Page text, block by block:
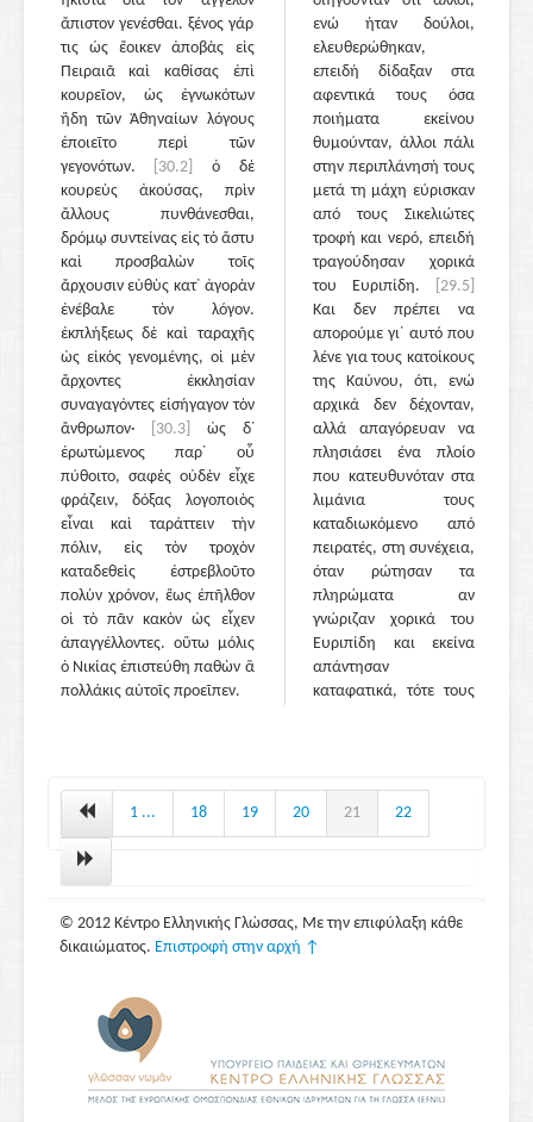
ἄπιστον γενέσθαι. ξένος γάρ
τις ὡς ἔοικεν ἀποβὰς εἰς
Πειραιᾶ καὶ καθίσας ἐπὶ
κουρεῖον, ὡς ἐγνωκότων
ἤδη τῶν Ἀθηναίων λόγους
ἐποιεῖτο περὶ τῶν
γεγονότων.
[30.2]
ὁ δὲ
κουρεὺς ἀκούσας, πρὶν
ἄλλους πυνθάνεσθαι,
δρόμῳ συντείνας εἰς τὸ ἄστυ
καὶ προσβαλὼν τοῖς
ἄρχουσιν εὐθὺς κατ᾽ ἀγορὰν
ἐνέβαλε τὸν λόγον.
ἐκπλήξεως δὲ καὶ ταραχῆς
ὡς εἰκὸς γενομένης, οἱ μὲν
ἄρχοντες ἐκκλησίαν
συναγαγόντες εἰσήγαγον τὸν
ἄνθρωπον·
[30.3]
ὡς δ᾽
ἐρωτώμενος παρ᾽ οὗ
πύθοιτο, σαφὲς οὐδὲν εἶχε
φράζειν, δόξας λογοποιὸς
εἶναι καὶ ταράττειν τὴν
πόλιν, εἰς τὸν τροχὸν
καταδεθεὶς ἐστρεβλοῦτο
πολὺν χρόνον, ἕως ἐπῆλθον
οἱ τὸ πᾶν κακὸν ὡς εἶχεν
ἀπαγγέλλοντες. οὕτω μόλις
ὁ Νικίας ἐπιστεύθη παθὼν ἃ
πολλάκις αὐτοῖς προεῖπεν.
ενώ ήταν δούλοι,
ελευθερώθηκαν,
επειδή δίδαξαν στα
αφεντικά τους όσα
ποιήματα εκείνου
θυμούνταν, άλλοι πάλι
στην περιπλάνησή τους
μετά τη μάχη εύρισκαν
από τους Σικελιώτες
τροφή και νερό, επειδή
τραγούδησαν χορικά
του Ευριπίδη.
[29.5]
Και δεν πρέπει να
απορούμε γι᾽ αυτό που
λένε για τους κατοίκους
της Καύνου, ότι, ενώ
αρχικά δεν δέχονταν,
αλλά απαγόρευαν να
πλησιάσει ένα πλοίο
που κατευθυνόταν στα
λιμάνια τους
καταδιωκόμενο από
πειρατές, στη συνέχεια,
όταν ρώτησαν τα
πληρώματα αν
γνώριζαν χορικά του
Ευριπίδη και εκείνα
απάντησαν
καταφατικά, τότε τους
λιμάνι.
[30.1]
Λένε πως οι
Αθηναίοι δεν πίστευαν
που έφερε την είδηση.
μιλούσε για τα
γεγονότα της Σικελίας
1 ... 18 19 20 21 22
© 2012 Κέντρο Ελληνικής Γλώσσας, Με την επιφύλαξη κάθε
δικαιώματος. Επιστροφή στην αρχή ↑